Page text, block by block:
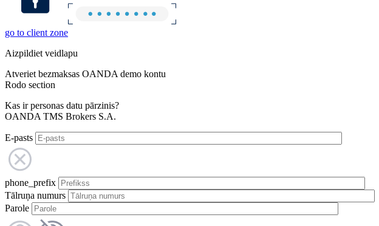
go to client zone
Aizpildiet veidlapu
Atveriet bezmaksas OANDA demo kontu
Rodo section
Kas ir personas datu pārzinis?
OANDA TMS Brokers S.A.
E-pasts
phone_prefix
Tālruņa numurs
Parole